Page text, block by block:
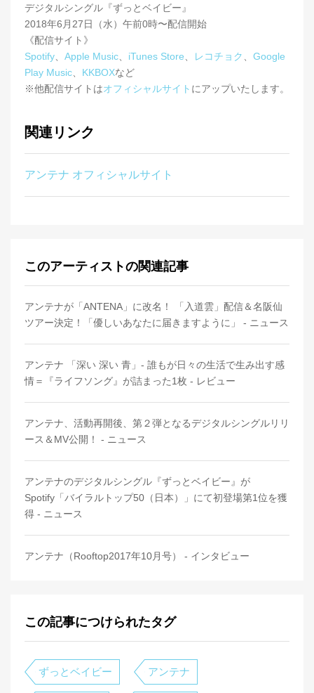
デジタルシングル『ずっとベイビー』
2018年6月27日（水）午前0時〜配信開始
《配信サイト》
Spotify
Apple Music iTunes Store レコチョク
Google
Play Music
KKBOXなど
※他配信サイトはオフィシャルサイト にアップいたします。
関連リンク
アンテナ オフィシャルサイト
このアーティストの関連記事
アンテナが「ANTENA」に改名！ 「入道雲」配信＆名阪仙
ツアー決定！「優しいあなたに届きますように」 - ニュース
アンテナ 「深い 深い 青」- 誰もが日々の生活で生み出す感
情＝『ライフソング』が詰まった1枚 - レビュー
アンテナ、活動再開後、第２弾となるデジタルシングルリリ
ース＆MV公開！ - ニュース
アンテナのデジタルシングル『ずっとベイビー』が
Spotify「バイラルトップ50（日本）」にて初登場第1位を獲
得 - ニュース
アンテナ（Rooftop2017年10月号） - インタビュー
この記事につけられたタグ
ずっとベイビー アンテナ